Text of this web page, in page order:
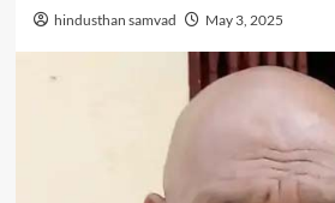
hindusthan samvad May 3, 2025